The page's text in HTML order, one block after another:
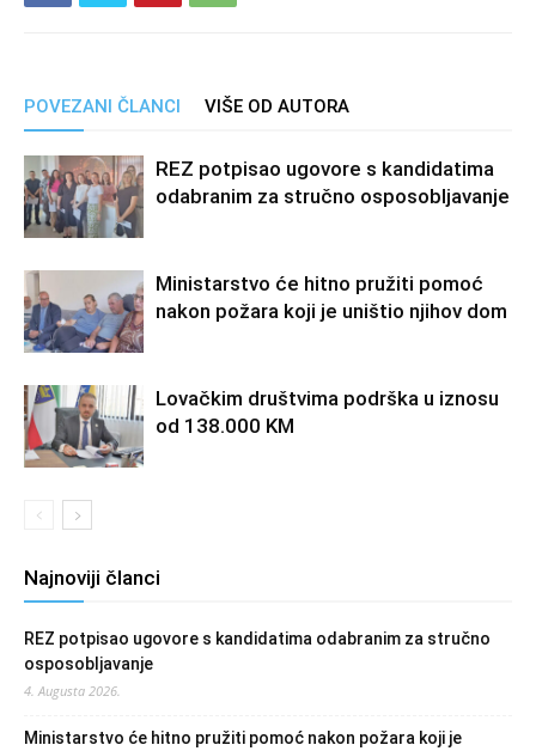
POVEZANI ČLANCI VIŠE OD AUTORA
REZ potpisao ugovore s kandidatima
odabranim za stručno osposobljavanje
Ministarstvo će hitno pružiti pomoć
nakon požara koji je uništio njihov dom
Lovačkim društvima podrška u iznosu
od 138.000 KM
Najnoviji članci
REZ potpisao ugovore s kandidatima odabranim za stručno
osposobljavanje
4. Augusta 2026.
Ministarstvo će hitno pružiti pomoć nakon požara koji je